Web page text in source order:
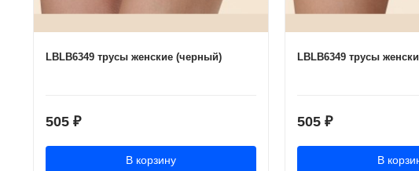
LBLB6349 трусы женские (черный)
505 ₽
В корзину
LBLB6349 трусы
505 ₽
В